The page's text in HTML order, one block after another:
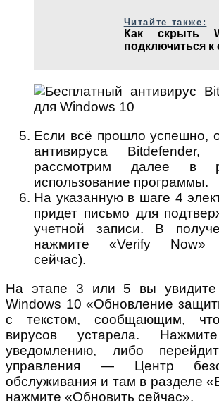
Читайте также:
Как скрыть
подключиться к
Если всё прошло успешно,
антивируса
рассмотрим далее в
использование программы.
На указанную в шаге 4
придет письмо для
учетной записи. В
нажмите «Verify Now»
сейчас).
На этапе 3 или 5 вы увидите
Windows 10 «Обновление
с текстом, сообщающим,
вирусов устарела.
уведомлению, либо
управления — Центр
обслуживания и там в разделе
нажмите «Обновить сейчас».